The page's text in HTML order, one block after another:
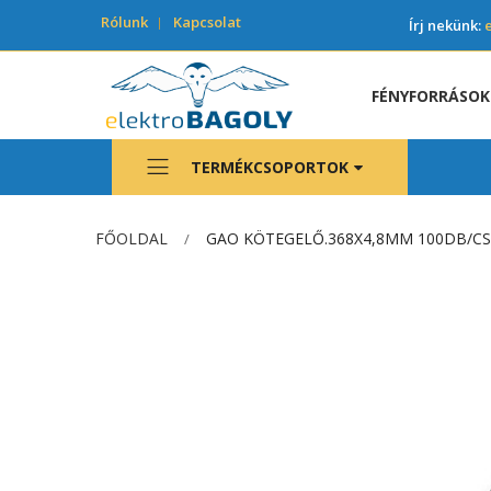
Rólunk Kapcsolat Írj nekünk:
FÉNYFORRÁSOK
TERMÉKCSOPORTOK
FŐOLDAL GAO KÖTEGELŐ.368X4,8MM 100DB/